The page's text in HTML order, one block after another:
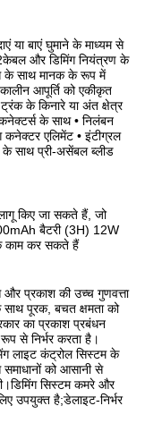
या बाएं घुमाने के माध्यम से
और डिमिंग नियंत्रण के
के साथ मानक के रूप में
आपूर्ति को एकीकृत
के किनारे या अंत क्षेत्र
के साथ • निलंबन
कनेक्टर एलिमेंट • इंटीग्रल
साथ प्री-असेंबल ब्लीड
किए जा सकते हैं, जो
बैटरी (3H) 12W
काम कर सकते हैं
प्रकाश की उच्च गुणवत्ता
पूरक, बचत क्षमता को
का प्रकाश प्रबंधन
से निर्भर करता है।
लाइट कंट्रोल सिस्टम के
को आसानी से
सिस्टम कमरे और
उपयुक्त है;डेलाइट-निर्भर